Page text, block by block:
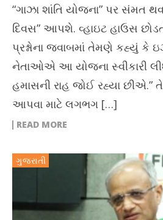
“ગાઝા શાંતિ યોજના” પર સંમત
દિવસ” આપશે. વ્હાઇટ હાઉસ
પ્રશ્નોના જવાબમાં તેમણે કહ્યું
નેતાઓએ આ યોજના સ્વીકારી
હમાસની રાહ જોઈ રહ્યા
આપવા માટે લગભગ […]
READ MORE
ગુજરાતી